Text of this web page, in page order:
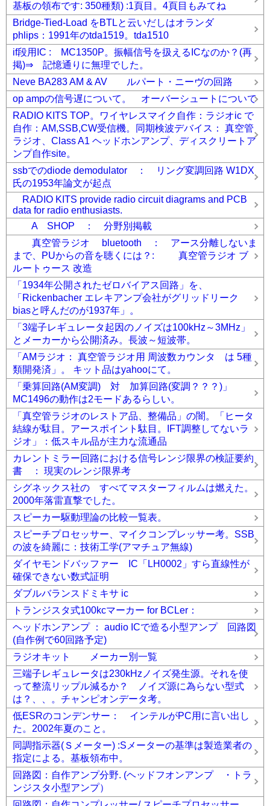
基板の領布です: 350種類) :1頁目。4頁目もみてね
Bridge-Tied-Load をBTLと云いだしはオランダ
phlips：1991年のtda1519。tda1510
if段用IC : MC1350P。振幅信号を扱えるICなのか？(再
掲)⇒ 記憶通りに無理でした。
Neve BA283 AM & AV ルパート・ニーヴの回路
op ampの信号遅について。 オーバーシュートについて
RADIO KITS TOP。ワイヤレスマイク自作：ラジオic で
自作：AM,SSB,CW受信機。同期検波デバイス： 真空管
ラジオ、Class A1 ヘッドホンアンプ、ディスクリートア
ンプ自作site。
ssbでのdiode demodulator ： リング変調回路 W1DX
氏の1953年論文が起点
RADIO KITS provide radio circuit diagrams and PCB
data for radio enthusiasts.
A SHOP ： 分野別掲載
真空管ラジオ bluetooth ： アース分離しないま
まで、PUからの音を聴くには？: 真空管ラジオ ブ
ルートゥース 改造
「1934年公開されたゼロバイアス回路」を、
「Rickenbacher エレキアンプ会社がグリッドリーク
biasと呼んだのが1937年」。
「3端子レギュレータ起因のノイズは100kHz～3MHz」
とメーカーから公開済み。長波～短波帯。
「AMラジオ： 真空管ラジオ用 周波数カウンタ は 5種
類開発済」。 キット品はyahooにて。
「乗算回路(AM変調) 対 加算回路(変調？？？)」
MC1496の動作は2モードあるらしい。
「真空管ラジオのレストア品、整備品」の闇。「ヒータ
結線が駄目。アースポイント駄目。IFT調整してないラ
ジオ」：低スキル品が主力な流通品
カレントミラー回路における信号レンジ限界の検証要約
書 ： 現実のレンジ限界考
シグネックス社の すべてマスターフィルムは燃えた。
2000年落雷直撃でした。
スピーカー駆動理論の比較一覧表。
スピーチプロセッサー、マイクコンプレッサー考。SSB
の波を綺麗に：技術工学(アマチュア無線)
ダイヤモンドバッファー IC「LH0002」すら直線性が
確保できない数式証明
ダブルバランスドミキサ ic
トランジスタ式100kcマーカー for BCLer：
ヘッドホンアンプ ： audio ICで造る小型アンプ 回路図
(自作例で60回路予定)
ラジオキット メーカー別一覧
三端子レギュレータは230kHzノイズ発生源。それを使
って整流リップル減るか？ ノイズ源に為らない型式
は？、、。チャンピオンデータ考。
低ESRのコンデンサー： インテルがPC用に言い出し
た。2002年夏のこと。
同調指示器(Ｓメーター) :Sメーターの基準は製造業者の
指定による。基板領布中。
回路図：自作アンプ分野. (ヘッドフオンアンプ ・トラ
ンジスタ小型アンプ）